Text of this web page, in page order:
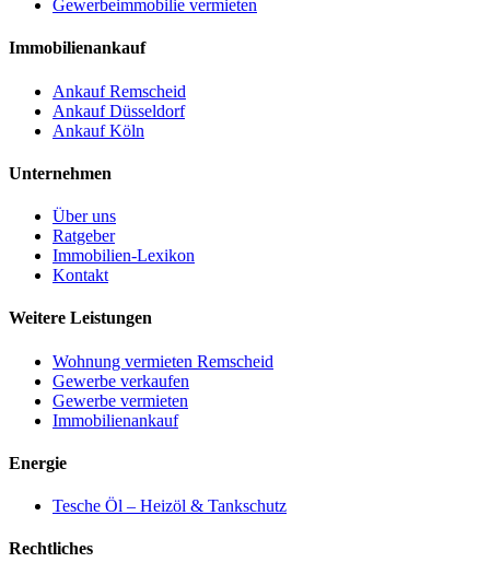
Gewerbeimmobilie vermieten
Immobilienankauf
Ankauf Remscheid
Ankauf Düsseldorf
Ankauf Köln
Unternehmen
Über uns
Ratgeber
Immobilien-Lexikon
Kontakt
Weitere Leistungen
Wohnung vermieten Remscheid
Gewerbe verkaufen
Gewerbe vermieten
Immobilienankauf
Energie
Tesche Öl – Heizöl & Tankschutz
Rechtliches